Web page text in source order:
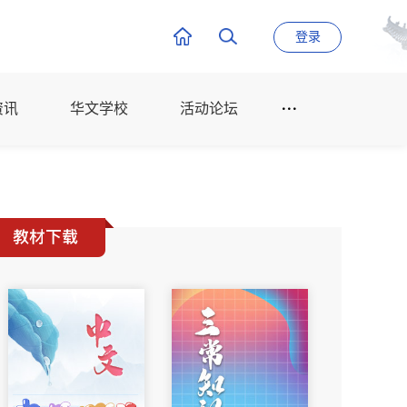
登录
讯 华文学校 活动论坛